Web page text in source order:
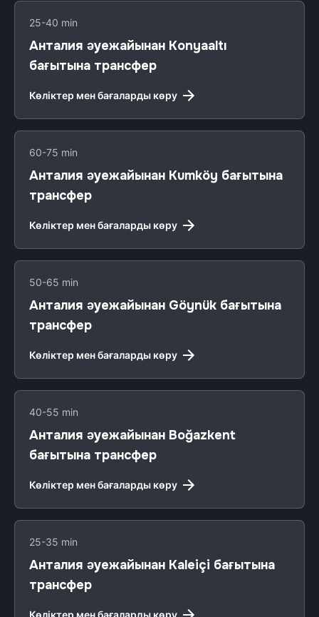
25-40 min
Анталия әуежайынан Konyaaltı
бағытына трансфер
Көліктер мен бағаларды көру
60-75 min
Анталия әуежайынан Kumköy бағытына
трансфер
Көліктер мен бағаларды көру
50-65 min
Анталия әуежайынан Göynük бағытына
трансфер
Көліктер мен бағаларды көру
40-55 min
Анталия әуежайынан Boğazkent
бағытына трансфер
Көліктер мен бағаларды көру
25-35 min
Анталия әуежайынан Kaleiçi бағытына
трансфер